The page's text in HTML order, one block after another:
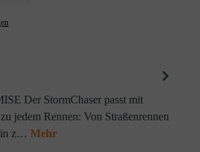
Der StormChaser passt mit
jedem Rennen: Von Straßenrennen
z… Mehr